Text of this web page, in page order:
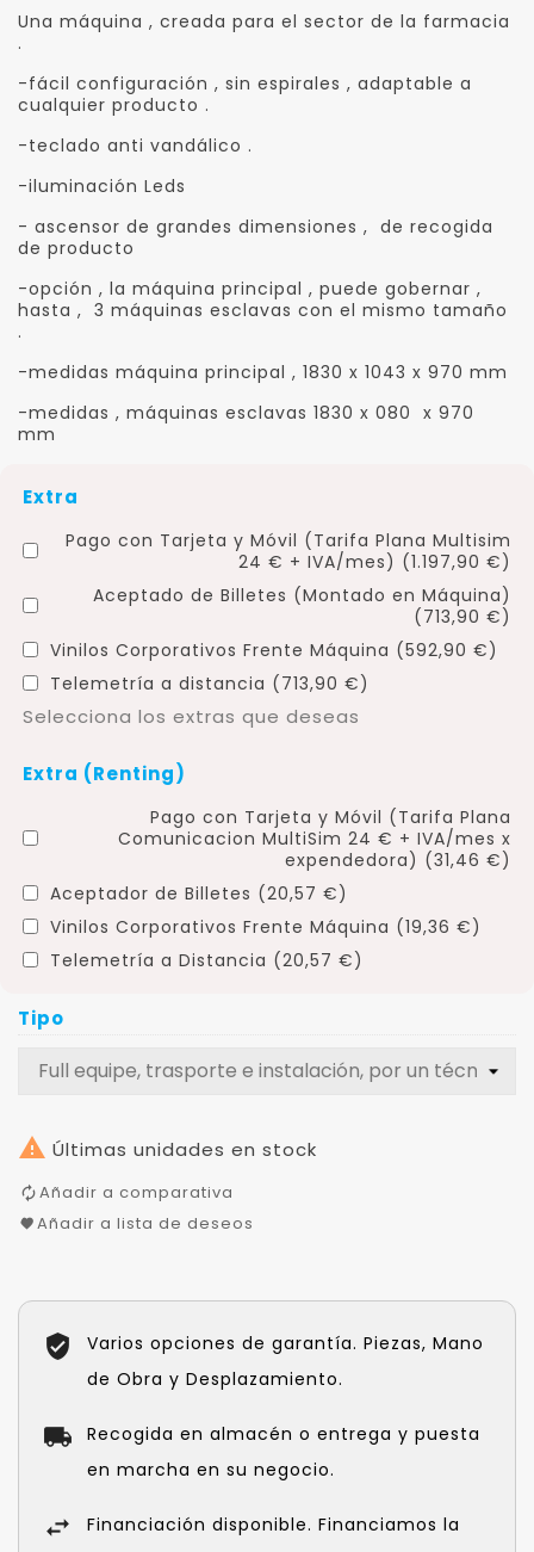
Una máquina , creada para el sector de la farmacia
.
-fácil configuración , sin espirales , adaptable a
cualquier producto .
-teclado anti vandálico .
-iluminación Leds
- ascensor de grandes dimensiones , de recogida
de producto
-opción , la máquina principal , puede gobernar ,
hasta , 3 máquinas esclavas con el mismo tamaño
.
-medidas máquina principal , 1830 x 1043 x 970 mm
-medidas , máquinas esclavas 1830 x 080 x 970
mm
Extra
Pago con Tarjeta y Móvil (Tarifa Plana Multisim
24 € + IVA/mes) (1.197,90 €)
Aceptado de Billetes (Montado en Máquina)
(713,90 €)
Vinilos Corporativos Frente Máquina (592,90 €)
Telemetría a distancia (713,90 €)
Selecciona los extras que deseas
Extra (Renting)
Pago con Tarjeta y Móvil (Tarifa Plana
Comunicacion MultiSim 24 € + IVA/mes x
expendedora) (31,46 €)
Aceptador de Billetes (20,57 €)
Vinilos Corporativos Frente Máquina (19,36 €)
Telemetría a Distancia (20,57 €)
Tipo
 Últimas unidades en stock
Añadir a comparativa
Añadir a lista de deseos
Varios opciones de garantía. Piezas, Mano
de Obra y Desplazamiento.
Recogida en almacén o entrega y puesta
en marcha en su negocio.
Financiación disponible. Financiamos la